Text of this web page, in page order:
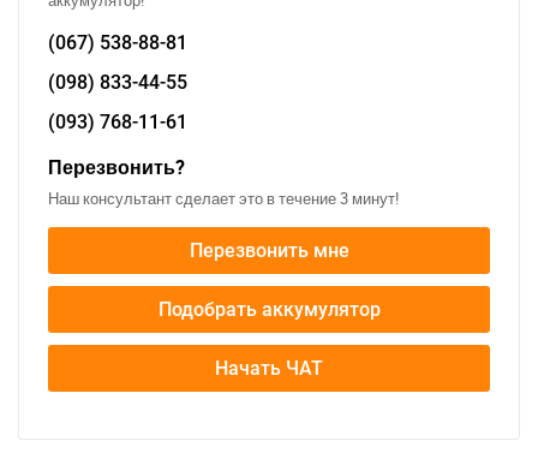
(067) 538-88-81
(098) 833-44-55
(093) 768-11-61
Перезвонить?
Наш консультант сделает это в течение 3 минут!
Перезвонить мне
Подобрать аккумулятор
Начать ЧАТ